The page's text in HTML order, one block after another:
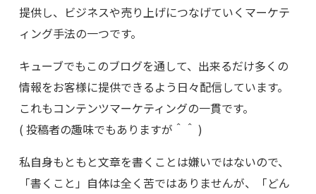
提供し、ビジネスや売り上げにつなげていくマーケテ
ィング手法の一つです。
キューブでもこのブログを通して、出来るだけ多くの
情報をお客様に提供できるよう日々配信しています。
これもコンテンツマーケティングの一貫です。
( 投稿者の趣味でもありますが＾＾ )
私自身もともと文章を書くことは嫌いではないので、
「書くこと」自体は全く苦ではありませんが、「どん